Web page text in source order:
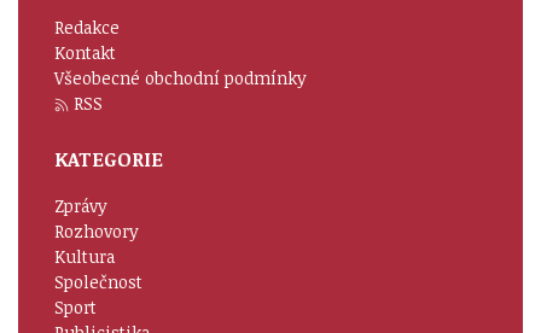
Redakce
Kontakt
Všeobecné obchodní podmínky
RSS
KATEGORIE
Zprávy
Rozhovory
Kultura
Společnost
Sport